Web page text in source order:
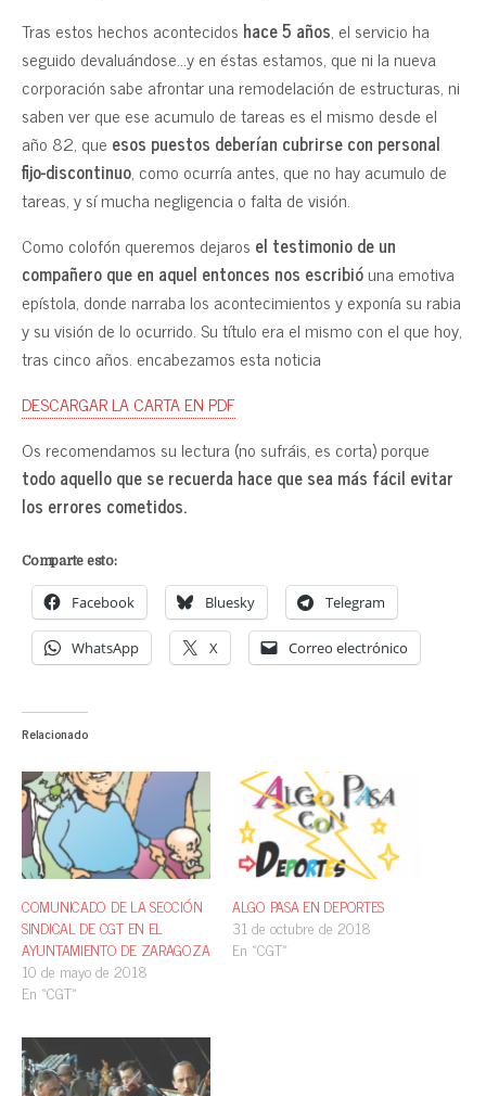
Tras estos hechos acontecidos hace 5 años, el servicio ha
seguido devaluándose…y en éstas estamos, que ni la nueva
corporación sabe afrontar una remodelación de estructuras, ni
saben ver que ese acumulo de tareas es el mismo desde el
año 82, que esos puestos deberían cubrirse con personal
fijo-discontinuo, como ocurría antes, que no hay acumulo de
tareas, y sí mucha negligencia o falta de visión.
Como colofón queremos dejaros el testimonio de un
compañero que en aquel entonces nos escribióuna emotiva
epístola, donde narraba los acontecimientos y exponía su rabia
y su visión de lo ocurrido. Su título era el mismo con el que hoy,
tras cinco años. encabezamos esta noticia
DESCARGAR LA CARTA EN PDF
Os recomendamos su lectura (no sufráis, es corta) porque
todo aquello que se recuerda hace que sea más fácil evitar
los errores cometidos.
Comparte esto:
Facebook Bluesky Telegram
WhatsApp X Correo electrónico
Relacionado
COMUNICADO DE LA SECCIÓN
SINDICAL DE CGT EN EL
AYUNTAMIENTO DE ZARAGOZA
10 de mayo de 2018
En «CGT»
ALGO PASA EN DEPORTES
31 de octubre de 2018
En «CGT»